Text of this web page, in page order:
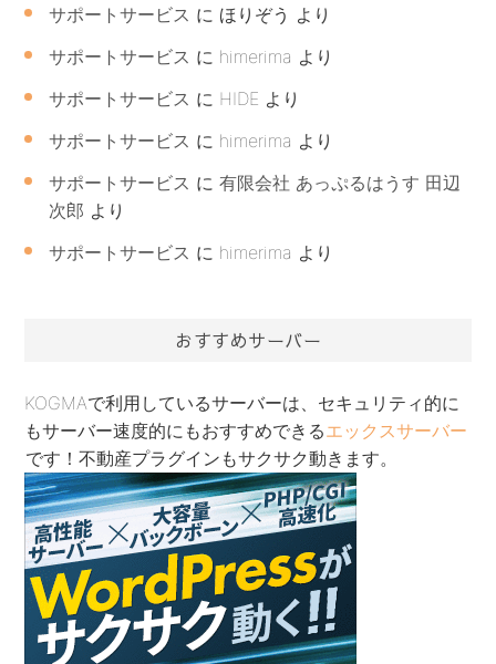
サポートサービス に ほりぞう より
サポートサービス に himerima より
サポートサービス に HIDE より
サポートサービス に himerima より
サポートサービス に有限会社 あっぷるはうす 田辺
次郎 より
サポートサービス に himerima より
おすすめサーバー
KOGMAで利用しているサーバーは、セキュリティ的に
もサーバー速度的にもおすすめできるエックスサーバー
です！不動産プラグインもサクサク動きます。